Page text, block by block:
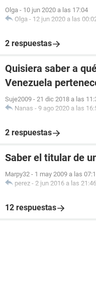
Olga - 10 jun 2020 a las 17:04
Olga - 12 jun 2020 a las
2 respuestas
Quisiera saber a
Venezuela
Suje2009 - 21 dic 2018 a las
Nanas - 9 ago 2020 a las
2 respuestas
Saber el titular de
Marpy32 - 1 may 2009 a las
perez - 2 jun 2016 a las 21:46
12 respuestas